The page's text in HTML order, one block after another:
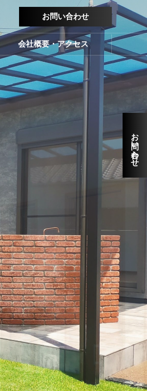
お問い合わせ
会社概要・アクセス
お問い合わせ